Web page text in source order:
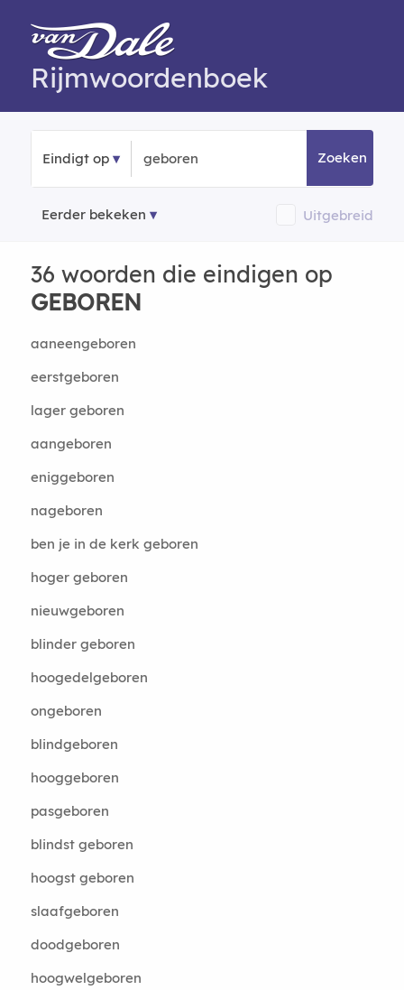
Rijmwoordenboek
Eindigt op Zoeken
Eerder bekeken Uitgebreid
36 woorden die eindigen op
GEBOREN
aaneengeboren
eerstgeboren
lager geboren
aangeboren
eniggeboren
nageboren
ben je in de kerk geboren
hoger geboren
nieuwgeboren
blinder geboren
hoogedelgeboren
ongeboren
blindgeboren
hooggeboren
pasgeboren
blindst geboren
hoogst geboren
slaafgeboren
doodgeboren
hoogwelgeboren